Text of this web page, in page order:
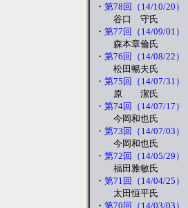
・ 第78回（14/10/20）
谷口 守氏
・ 第77回（14/09/01）
森本章倫氏
・ 第76回（14/08/22）
松田暢夫氏
・ 第75回（14/07/31）
原 潔氏
・ 第74回（14/07/17）
今岡和也氏
・ 第73回（14/07/03）
今岡和也氏
・ 第72回（14/05/29）
福田雅敏氏
・ 第71回（14/04/25）
太田恒平氏
・ 第70回（14/03/03）